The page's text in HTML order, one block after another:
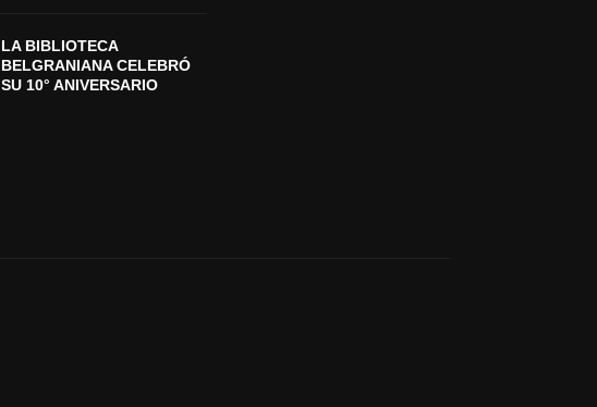
LA BIBLIOTECA
BELGRANIANA CELEBRÓ
SU 10° ANIVERSARIO